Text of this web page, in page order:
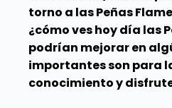
torno a las Peñas
¿cómo ves hoy día las
podrían mejorar en
importantes son para
conocimiento y